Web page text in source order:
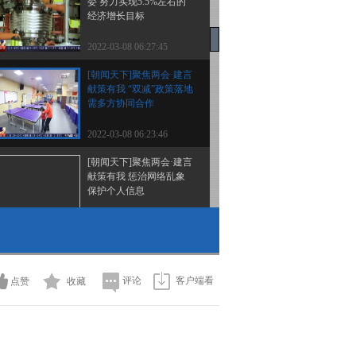
经济增长目标
2022-03-08 06:27:45
[朝闻天下]聚焦两会·建言
献策有我 “双减”政策落地
需多方协同合作
2022-03-08 06:23:46
[朝闻天下]聚焦两会·建言
献策有我 惩治网络乱象
保护个人信息
设布局 赋能经济发展
2022-03-08 06:19:46
点赞 收藏 评论 客户端看